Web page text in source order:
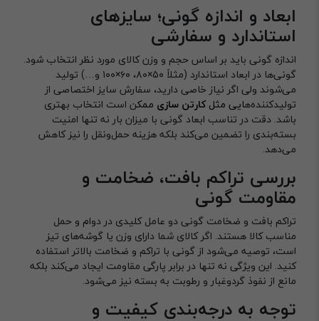
ابعاد و اندازه گونی؛ سایزهای
استاندارد و سفارشی
اندازه گونی باید بر اساس حجم و وزن کالای مورد نظر انتخاب شود.
گونی‌ها در ابعاد استاندارد (مثلاً ۵۰×۸۰، ۶۰×۱۰۰ و…) تولید
می‌شوند ولی اگر نیاز خاصی دارید، سفارش سایز اختصاصی از
تولیدکننده‌هایی مثل کارتن سازی ممکن است انتخاب بهتری
باشد. دقت در تناسب ابعاد گونی با میزان بار نه تنها امنیت
بسته‌بندی را تضمین می‌کند بلکه هزینه حمل‌ونقل را نیز کاهش
می‌دهد.
بررسی تراکم بافت، ضخامت و
مقاومت گونی
تراکم بافت و ضخامت گونی دو عامل کلیدی در دوام و حمل
مناسب کالا هستند. اگر کالای شما دارای وزن یا گوشه‌های تیز
است، توصیه می‌شود از گونی با تراکم و ضخامت بالاتر استفاده
کنید. این ویژگی نه تنها در برابر پارگی مقاومت ایجاد می‌کند بلکه
مانع از نفوذ گردوغبار و رطوبت به بسته نیز می‌شود.
توجه به درجه‌بندی کیفیت و